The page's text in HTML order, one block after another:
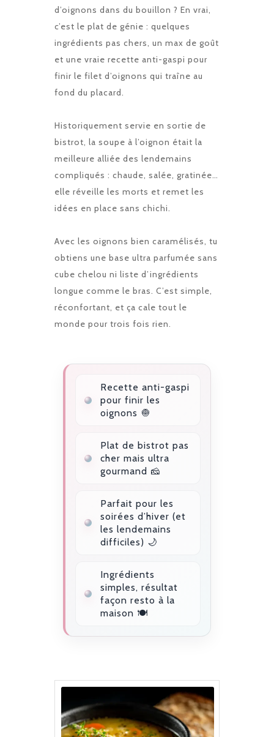
d’oignons dans du bouillon ? En vrai,
c’est le plat de génie : quelques
ingrédients pas chers, un max de goût
et une vraie recette anti-gaspi pour
finir le filet d’oignons qui traîne au
fond du placard.
Historiquement servie en sortie de
bistrot, la soupe à l’oignon était la
meilleure alliée des lendemains
compliqués : chaude, salée, gratinée…
elle réveille les morts et remet les
idées en place sans chichi.
Avec les oignons bien caramélisés, tu
obtiens une base ultra parfumée sans
cube chelou ni liste d’ingrédients
longue comme le bras. C’est simple,
réconfortant, et ça cale tout le
monde pour trois fois rien.
Recette anti-gaspi
pour finir les
oignons 🧅
Plat de bistrot pas
cher mais ultra
gourmand 🧀
Parfait pour les
soirées d’hiver (et
les lendemains
difficiles) 🌙
Ingrédients
simples, résultat
façon resto à la
maison 🍽️